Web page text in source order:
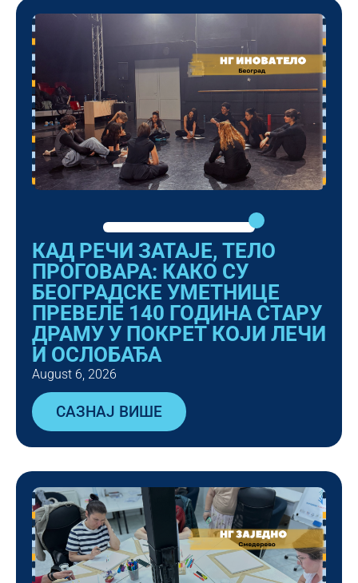
КАД РЕЧИ ЗАТАЈЕ, ТЕЛО
ПРОГОВАРА: КАКО СУ
БЕОГРАДСКЕ УМЕТНИЦЕ
ПРЕВЕЛЕ 140 ГОДИНА СТАРУ
ДРАМУ У ПОКРЕТ КОЈИ ЛЕЧИ
И ОСЛОБАЂА
August 6, 2026
САЗНАЈ ВИШЕ